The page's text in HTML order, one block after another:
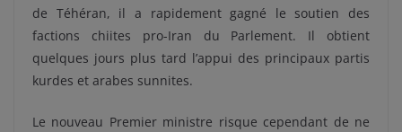
de Téhéran, il a rapidement gagné le soutien des
factions chiites pro-Iran du Parlement. Il obtient
quelques jours plus tard l’appui des principaux partis
kurdes et arabes sunnites.
Le nouveau Premier ministre risque cependant de ne